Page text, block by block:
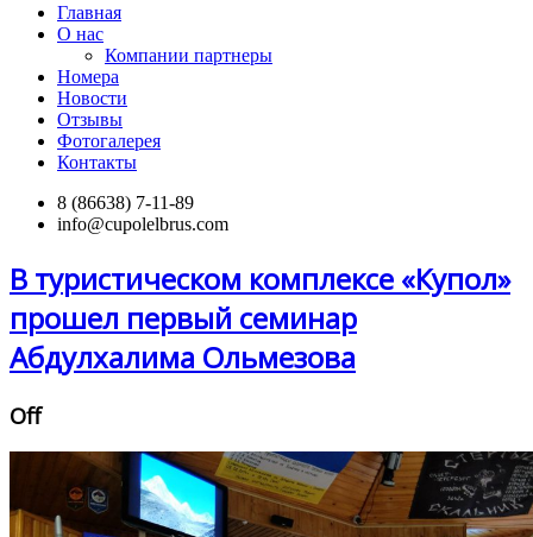
Главная
О нас
Компании партнеры
Номера
Новости
Отзывы
Фотогалерея
Контакты
8 (86638) 7-11-89
info@cupolelbrus.com
В туристическом комплексе «Купол»
прошел первый семинар
Абдулхалима Ольмезова
Off